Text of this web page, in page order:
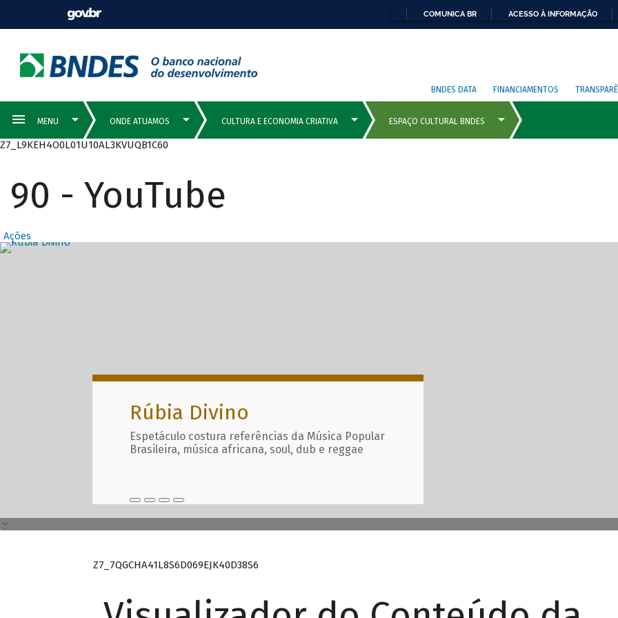
COMUNICA BR ACESSO À INFORMAÇÃO
BNDES DATA FINANCIAMENTOS
Z7_L9KEH4O0L01U10AL3KVUQB1C60
90 - YouTube
Ações
Destaques Principais com
Rúbia Divino
Espetáculo costura referências da Música Popular
Brasileira, música africana, soul, dub e reggae
Z7_7QGCHA41L8S6D069EJK40D38S6